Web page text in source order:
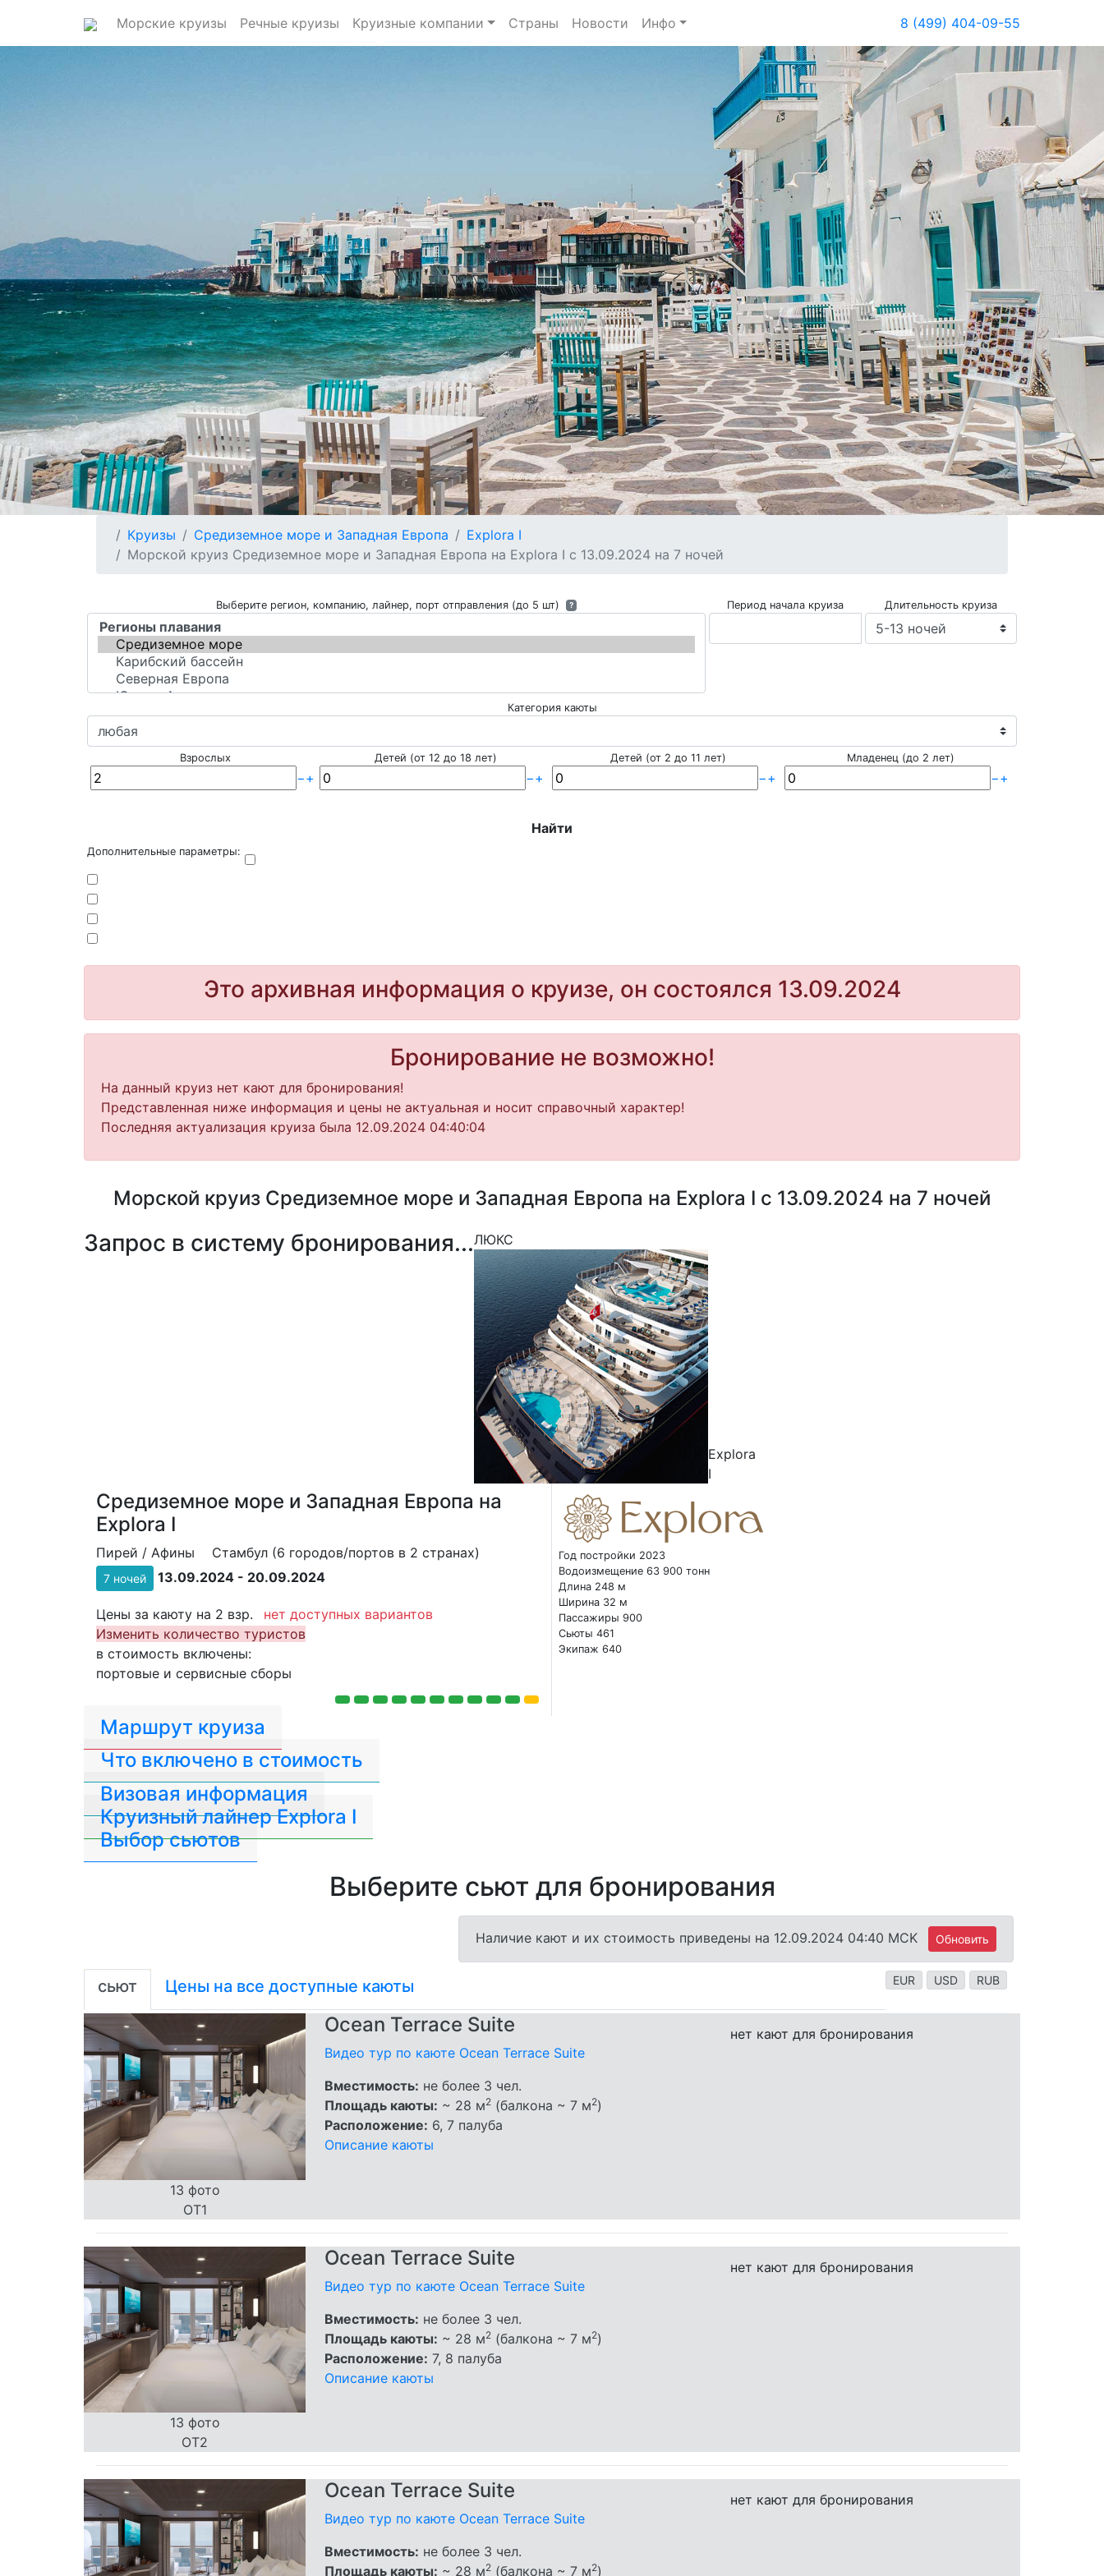
Морские круизы Речные круизы Круизные компании Страны Новости Инфо 8 (499) 404-09-55
Круизы Средиземное море и Западная Европа
Explora I
Морской круиз Средиземное море и Западная Европа на Explora I с 13.09.2024 на 7 ночей
Выберите регион, компанию, лайнер, порт отправления (до 5 шт) ? Период начала круиза Длительность круиза
Категория каюты
Взрослых
−+
Детей (от 12 до 18 лет)
−+
Детей (от 2 до 11 лет)
−+
Младенец (до 2 лет)
−+
Найти
Дополнительные параметры:
Это архивная информация о круизе, он состоялся 13.09.2024
Бронирование не возможно!
На данный круиз нет кают для бронирования!
Представленная ниже информация и цены не актуальная и носит справочный характер!
Последняя актуализация круиза была 12.09.2024 04:40:04
Морской круиз Средиземное море и Западная Европа на Explora I с 13.09.2024 на 7 ночей
ЛЮКС
Explora
I
Средиземное море и Западная Европа на
Explora I
Пирей / Афины Стамбул (6 городов/портов в 2 странах)
7 ночей 13.09.2024 - 20.09.2024
Цены за каюту на 2 взр.
нет доступных вариантов
Изменить количество туристов
в стоимость включены:
портовые и сервисные сборы
Год постройки 2023
Водоизмещение 63 900 тонн
Длина 248 м
Ширина 32 м
Пассажиры 900
Сьюты 461
Экипаж 640
Запрос в систему бронирования...
Маршрут круиза
Визовая информация
Что включено в стоимость
Круизный лайнер Explora I
Выбор сьютов
Выберите сьют для бронирования
Наличие кают и их стоимость приведены на 12.09.2024 04:40 MCK Обновить
EUR USD RUB
сьют Цены на все доступные каюты
13 фото
OT1
Ocean Terrace Suite
Видео тур по каюте Ocean Terrace Suite
Вместимость: не более 3 чел.
Площадь каюты: ~ 28 м2 (балкона ~ 7 м2)
Расположение: 6, 7 палуба
Описание каюты
нет кают для бронирования
13 фото
OT2
Ocean Terrace Suite
Видео тур по каюте Ocean Terrace Suite
Вместимость: не более 3 чел.
Площадь каюты: ~ 28 м2 (балкона ~ 7 м2)
Расположение: 7, 8 палуба
Описание каюты
нет кают для бронирования
Ocean Terrace Suite
Видео тур по каюте Ocean Terrace Suite
Вместимость: не более 3 чел.
Площадь каюты: ~ 28 м2 (балкона ~ 7 м2)
нет кают для бронирования